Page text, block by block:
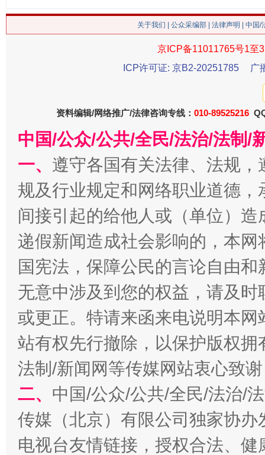
在谋一域中谋全局
习近平的博鳌关键词
魏明亮
关于我们 公众采编部 法律声明 | 中国
京ICP备11011765号1至
ICP许可证: 京B2-20251785
广
资料编辑/网络推广/法律咨询专线： 010-89525216
中国/公众/公共/全民/法治/法制/
一、 遵守各国有关法律、法规
规及行业规定和网络职业道德
间接引起的给他人或（单位）
递假新闻造成社会影响的，本
国宪法，保障公民的言论自由
无意中涉及到您的权益，请及
或更正。特请来函来电说明本
站有权先行撤除，以保护版权
法制/新闻网等传媒网站衷心致
二、 中国/公众/公共/全民/法治/
传媒（北京）有限公司独家协
电视台友情链接，授权合法、